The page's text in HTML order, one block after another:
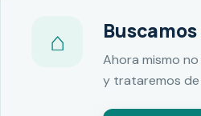
⌂
Ahora mismo
y trataremos